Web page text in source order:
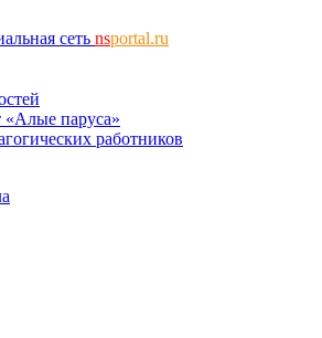
сеть nsportal.ru
«Алые паруса»
работников